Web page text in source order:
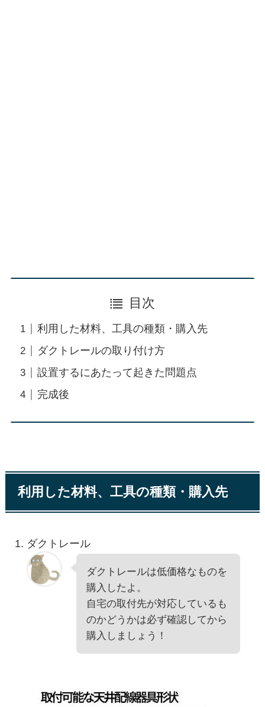
目次
利用した材料、工具の種類・購入先
ダクトレールの取り付け方
設置するにあたって起きた問題点
完成後
利用した材料、工具の種類・購入先
ダクトレール
ダクトレールは低価格なものを
購入したよ。
自宅の取付先が対応しているも
のかどうかは必ず確認してから
購入しましょう！